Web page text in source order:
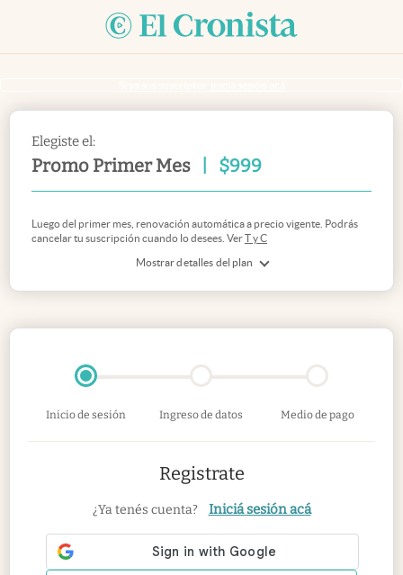
Elegiste el:
Promo Primer Mes $999
Mostrar detalles del plan
Luego del primer mes, renovación automática a precio vigente. Podrás
cancelar tu suscripción cuando lo desees. VerT y C
Inicio de sesión Ingreso de datos Medio de pago
Registrate
¿Ya tenés cuenta? Iniciá sesión acá